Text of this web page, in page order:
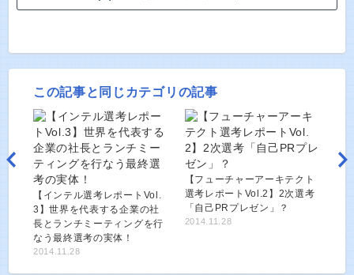
この記事と同じカテゴリの記事
【インテル選考レポートVol.
3】世界を代表する企業の社
長とランチミーティングを行
なう最終選考の実体！
2014.11.28
【フューチャーアーキテクト
選考レポートVol.2】2次選考
「自己PRプレゼン」？
2014.11.28